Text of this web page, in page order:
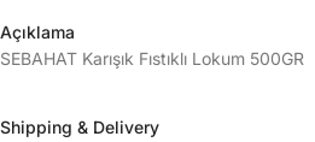
Açıklama
SEBAHAT Karışık Fıstıklı Lokum 500GR
Shipping & Delivery